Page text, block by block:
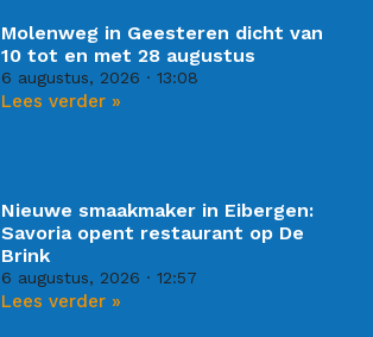
Molenweg in Geesteren dicht van
10 tot en met 28 augustus
6 augustus, 2026 13:08
Lees verder »
Nieuwe smaakmaker in Eibergen:
Savoria opent restaurant op De
Brink
6 augustus, 2026 12:57
Lees verder »